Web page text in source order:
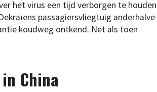
het virus een tijd verborgen te houden
passagiersvliegtuig anderhalve
koudweg ontkend. Net als toen
China